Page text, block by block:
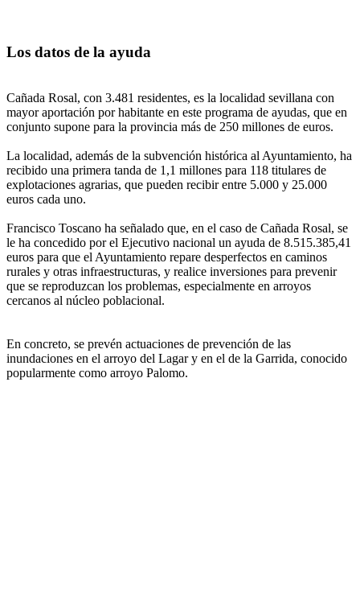
Los datos de la ayuda
Cañada Rosal, con 3.481 residentes, es la localidad sevillana con
mayor aportación por habitante en este programa de ayudas, que en
conjunto supone para la provincia más de 250 millones de euros.
La localidad, además de la subvención histórica al Ayuntamiento, ha
recibido una primera tanda de 1,1 millones para 118 titulares de
explotaciones agrarias, que pueden recibir entre 5.000 y 25.000
euros cada uno.
Francisco Toscano ha señalado que, en el caso de Cañada Rosal, se
le ha concedido por el Ejecutivo nacional un ayuda de 8.515.385,41
euros para que el Ayuntamiento repare desperfectos en caminos
rurales y otras infraestructuras, y realice inversiones para prevenir
que se reproduzcan los problemas, especialmente en arroyos
cercanos al núcleo poblacional.
En concreto, se prevén actuaciones de prevención de las
inundaciones en el arroyo del Lagar y en el de la Garrida, conocido
popularmente como arroyo Palomo.